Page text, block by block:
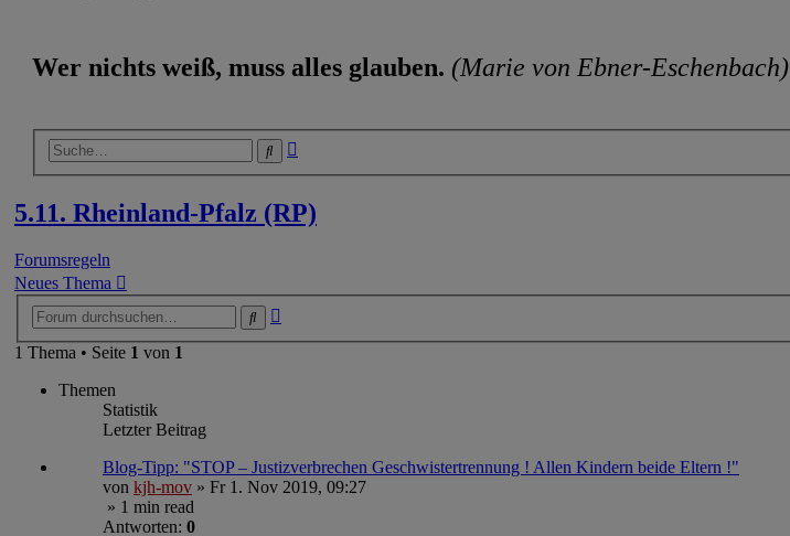
Wer nichts weiß, muss alles glauben. (Marie von Ebner-Eschenbach)
5.11. Rheinland-Pfalz (RP)
Forumsregeln
Neues Thema
1 Thema • Seite 1 von 1
Themen
Statistik
Letzter Beitrag
Blog-Tipp: "STOP – Justizverbrechen Geschwistertrennung ! Allen Kindern beide Eltern !"
von kjh-mov » Fr 1. Nov 2019, 09:27
» 1 min read
Antworten: 0